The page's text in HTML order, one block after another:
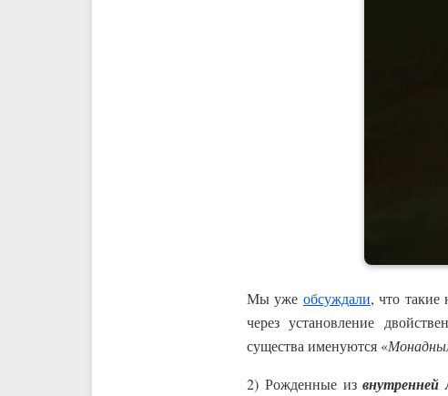
Мы уже обсуждали, что такие
через установление
существа именуются «
2) Рожденные извнутренней